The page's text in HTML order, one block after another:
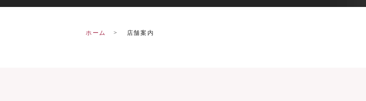
ホーム 店舗案内